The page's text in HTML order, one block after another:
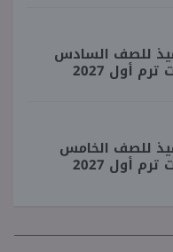
للصف السادس
أول 2027
للصف الخامس
أول 2027